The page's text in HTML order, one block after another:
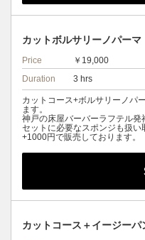
カットボルサリーノパーマ
Price
￥19,000
Duration
3 hrs
カットコース+ボルサリーノパ
ます。
神戸の床屋バーバーラフテル発
セットに必要なスポンジも扱い
+1000円で販売しております。
カットコース＋イージー